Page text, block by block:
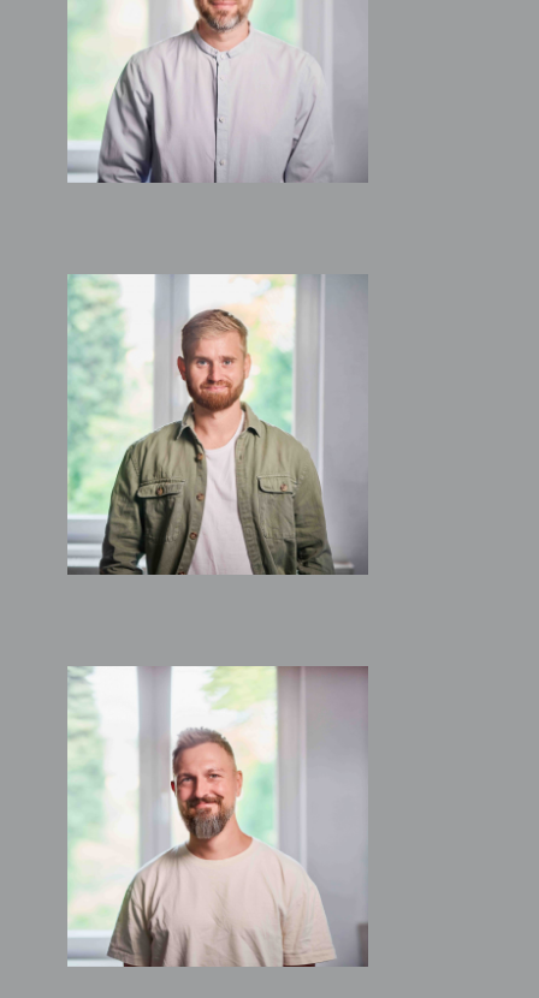
Architekt
Geschäftsführender
Gesellschafter
MARIUS KIRCHNER
Architekt
Geschäftsführender
Gesellschafter
STEFAN POLANIOK
Architekt